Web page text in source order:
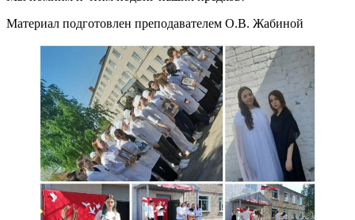
Материал подготовлен преподавателем О.В. Жабиной